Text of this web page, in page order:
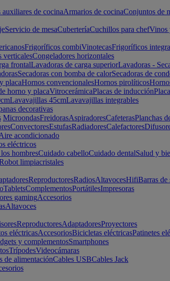
auxiliares de cocinaArmarios de cocinaConjuntos de
Servicio de mesaCuberteríaCuchillos para chefVinos
Frigoríficos combiVinotecasFrigoríficos
verticalesCongeladores horizontales
frontalLavadoras de carga superiorLavadoras -
Secadoras con bomba de calorSecadoras de
placaHornos convencionalesHornos pirolíticos
horno y placaVitrocerámicaPlacas de inducción
Lavavajillas 45cmLavavajillas integrables
decorativas
MicroondasFreidorasAspiradoresCafeterasPlanchas
ConvectoresEstufasRadiadoresCalefactores
acondicionado
eléctricos
hombresCuidado cabelloCuidado dentalSalud y
limpiacristales
ReproductoresRadiosAltavocesHifiBarras de
TabletsComplementosPortátilesImpresoras
gamingAccesorios
Altavoces
ReproductoresAdaptadoresProyectores
eléctricasAccesoriosBicicletas eléctricasPatinetes
y complementosSmartphones
TrípodesVideocámaras
de alimentaciónCables USBCables Jack